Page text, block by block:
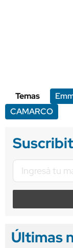
Temas
CAMARCO
Últimas